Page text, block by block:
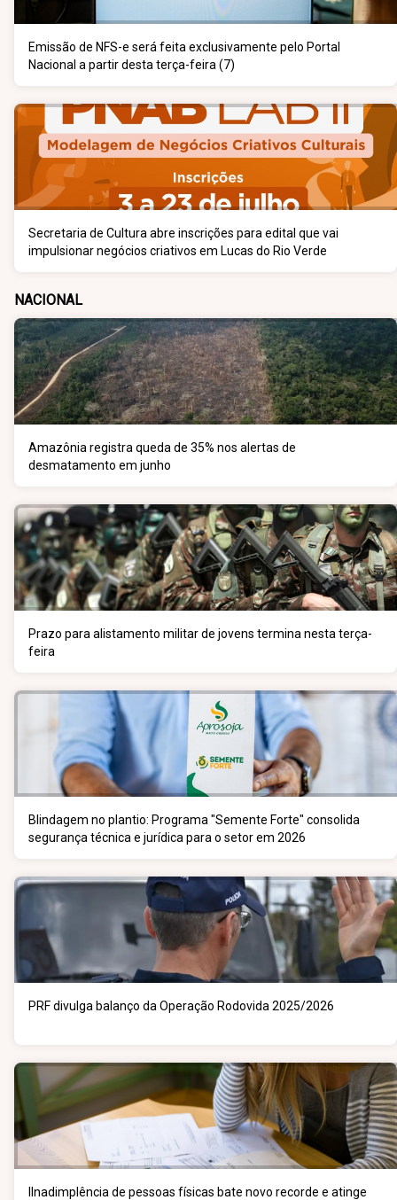
Emissão de NFS-e será feita exclusivamente pelo Portal
Nacional a partir desta terça-feira (7)
Secretaria de Cultura abre inscrições para edital que vai
impulsionar negócios criativos em Lucas do Rio Verde
NACIONAL
Amazônia registra queda de 35% nos alertas de
desmatamento em junho
Prazo para alistamento militar de jovens termina nesta terça-
feira
Blindagem no plantio: Programa "Semente Forte" consolida
segurança técnica e jurídica para o setor em 2026
PRF divulga balanço da Operação Rodovida 2025/2026
IInadimplência de pessoas físicas bate novo recorde e atinge